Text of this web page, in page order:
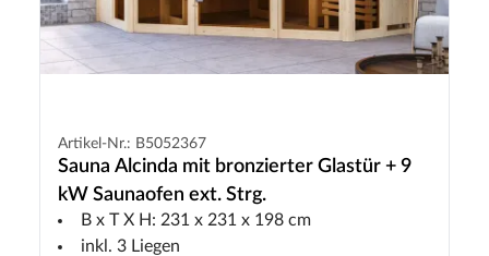
Artikel-Nr.: B5052367
Sauna Alcinda mit bronzierter Glastür + 9
kW Saunaofen ext. Strg.
B x T X H: 231 x 231 x 198 cm
inkl. 3 Liegen